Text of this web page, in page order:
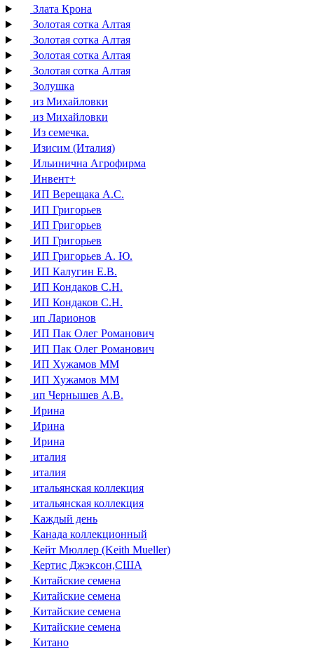
Злата Крона
Золотая сотка Алтая
Золотая сотка Алтая
Золотая сотка Алтая
Золотая сотка Алтая
Золушка
из Михайловки
из Михайловки
Из семечка.
Изисим (Италия)
Ильинична Агрофирма
Инвент+
ИП Верещака А.С.
ИП Григорьев
ИП Григорьев
ИП Григорьев
ИП Григорьев А. Ю.
ИП Калугин Е.В.
ИП Кондаков С.Н.
ИП Кондаков С.Н.
ип Ларионов
ИП Пак Олег Романович
ИП Пак Олег Романович
ИП Хужамов ММ
ИП Хужамов ММ
ип Чернышев А.В.
Ирина
Ирина
Ирина
италия
италия
итальянская коллекция
итальянская коллекция
Каждый день
Канада коллекционный
Кейт Мюллер (Keith Mueller)
Кертис Джэксон,США
Китайские семена
Китайские семена
Китайские семена
Китайские семена
Китано